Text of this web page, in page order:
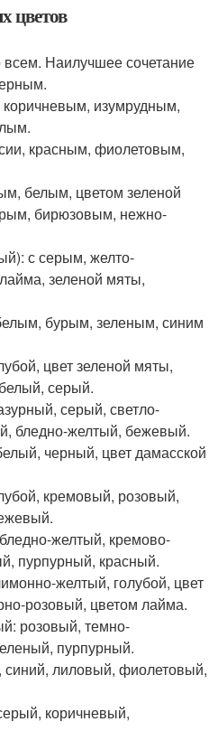
цветов
всем. Наилучшее сочетание
изумрудным,
красным, фиолетовым,
белым, цветом зеленой
бирюзовым, нежно-
с серым, желто-
зеленой мяты,
бурым, зеленым, синим
цвет зеленой мяты,
серый.
серый, светло-
бледно-желтый, бежевый.
черный, цвет дамасской
кремовый, розовый,
желтый, кремово-
пурпурный, красный.
желтый, голубой, цвет
розовый, цветом лайма.
розовый, темно-
пурпурный.
лиловый, фиолетовый,
коричневый,